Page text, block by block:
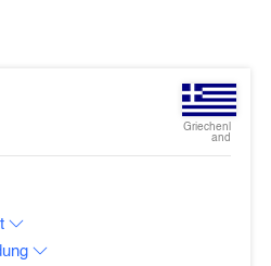
Griechenl
and